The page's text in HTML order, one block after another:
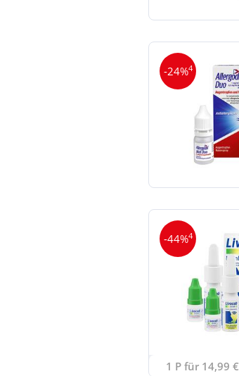
-24%4
-44%4
1 P für 14,99 €